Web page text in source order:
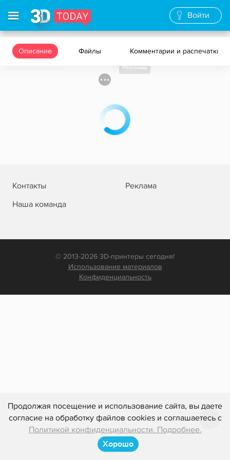
Продолжая посещение и использование сайта, вы даете
согласие на обработку файлов cookies и соглашаетесь с
Политикой конфиденциальности. Подробнее.
Хорошо
Войти
Описание Файлы Комментарии и распечатки
Реклама
Контакты
Реклама
Наша команда
© 2013-2026 3D-принтеры сегодня!
Использование материалов
Конфиденциальность